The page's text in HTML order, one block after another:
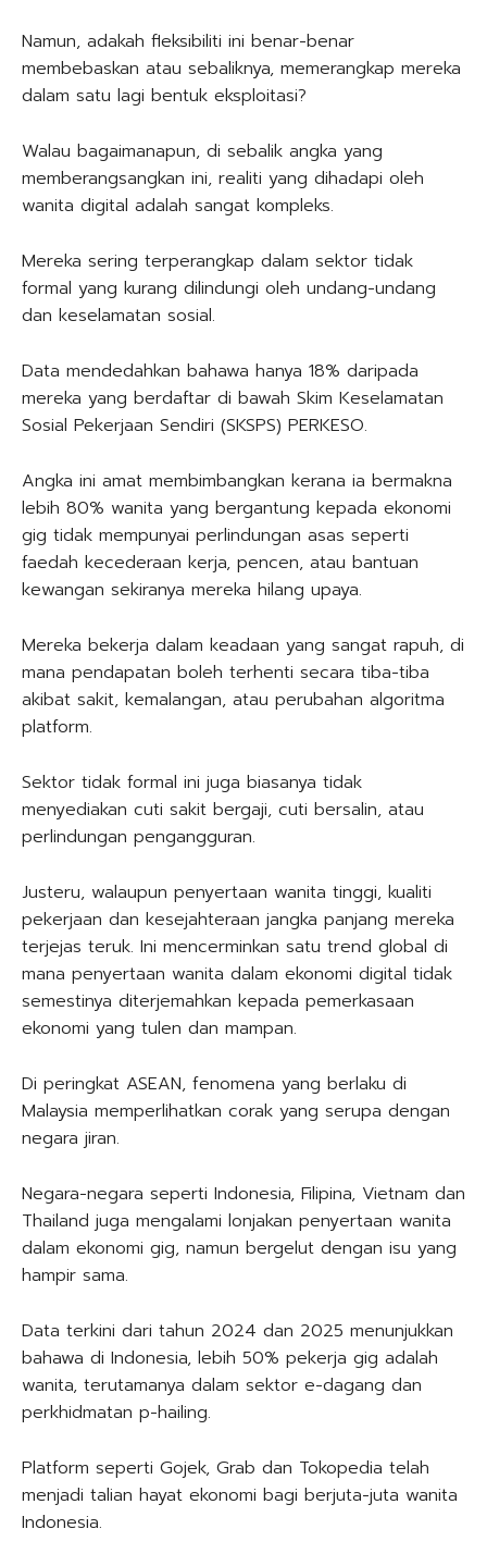
Namun, adakah fleksibiliti ini benar-benar
membebaskan atau sebaliknya, memerangkap mereka
dalam satu lagi bentuk eksploitasi?
Walau bagaimanapun, di sebalik angka yang
memberangsangkan ini, realiti yang dihadapi oleh
wanita digital adalah sangat kompleks.
Mereka sering terperangkap dalam sektor tidak
formal yang kurang dilindungi oleh undang-undang
dan keselamatan sosial.
Data mendedahkan bahawa hanya 18% daripada
mereka yang berdaftar di bawah Skim Keselamatan
Sosial Pekerjaan Sendiri (SKSPS) PERKESO.
Angka ini amat membimbangkan kerana ia bermakna
lebih 80% wanita yang bergantung kepada ekonomi
gig tidak mempunyai perlindungan asas seperti
faedah kecederaan kerja, pencen, atau bantuan
kewangan sekiranya mereka hilang upaya.
Mereka bekerja dalam keadaan yang sangat rapuh, di
mana pendapatan boleh terhenti secara tiba-tiba
akibat sakit, kemalangan, atau perubahan algoritma
platform.
Sektor tidak formal ini juga biasanya tidak
menyediakan cuti sakit bergaji, cuti bersalin, atau
perlindungan pengangguran.
Justeru, walaupun penyertaan wanita tinggi, kualiti
pekerjaan dan kesejahteraan jangka panjang mereka
terjejas teruk. Ini mencerminkan satu trend global di
mana penyertaan wanita dalam ekonomi digital tidak
semestinya diterjemahkan kepada pemerkasaan
ekonomi yang tulen dan mampan.
Di peringkat ASEAN, fenomena yang berlaku di
Malaysia memperlihatkan corak yang serupa dengan
negara jiran.
Negara-negara seperti Indonesia, Filipina, Vietnam dan
Thailand juga mengalami lonjakan penyertaan wanita
dalam ekonomi gig, namun bergelut dengan isu yang
hampir sama.
Data terkini dari tahun 2024 dan 2025 menunjukkan
bahawa di Indonesia, lebih 50% pekerja gig adalah
wanita, terutamanya dalam sektor e-dagang dan
perkhidmatan p-hailing.
Platform seperti Gojek, Grab dan Tokopedia telah
menjadi talian hayat ekonomi bagi berjuta-juta wanita
Indonesia.